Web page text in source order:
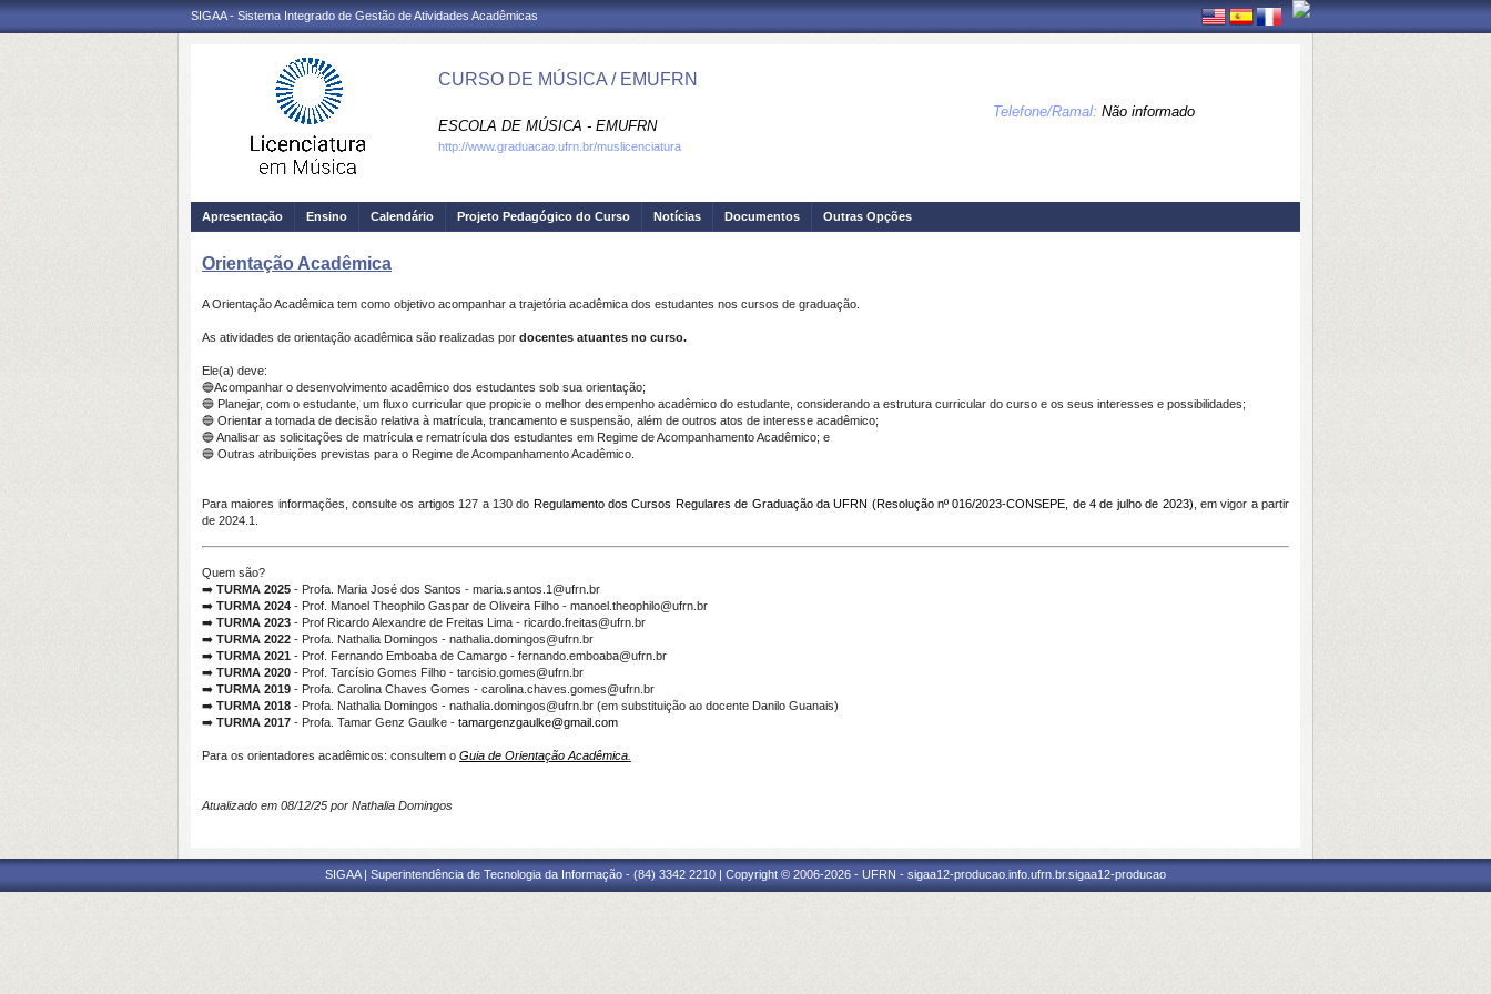
SIGAA - Sistema Integrado de Gestão de Atividades Acadêmicas
CURSO DE MÚSICA / EMUFRN
ESCOLA DE MÚSICA - EMUFRN
Telefone/Ramal: Não informado
http://www.graduacao.ufrn.br/muslicenciatura
Apresentação Ensino Calendário Projeto Pedagógico do Curso Notícias Documentos Outras Opções
Orientação Acadêmica
A Orientação Acadêmica tem como objetivo acompanhar a trajetória acadêmica dos estudantes nos cursos de graduação.
As atividades de orientação acadêmica são realizadas por docentes atuantes no curso.
Ele(a) deve:
🔵Acompanhar o desenvolvimento acadêmico dos estudantes sob sua orientação;
🔵 Planejar, com o estudante, um fluxo curricular que propicie o melhor desempenho acadêmico do estudante, considerando a estrutura curricular do curso e os seus interesses e possibilidades;
🔵 Orientar a tomada de decisão relativa à matrícula, trancamento e suspensão, além de outros atos de interesse acadêmico;
🔵 Analisar as solicitações de matrícula e rematrícula dos estudantes em Regime de Acompanhamento Acadêmico; e
🔵 Outras atribuições previstas para o Regime de Acompanhamento Acadêmico.
Para maiores informações, consulte os artigos 127 a 130 do Regulamento dos Cursos Regulares de Graduação da UFRN (Resolução nº 016/2023-CONSEPE, de 4 de julho de 2023) , em vigor a partir
de 2024.1.
Quem são?
➡️ TURMA 2025 - Profa. Maria José dos Santos - maria.santos.1@ufrn.br
➡️ TURMA 2024 - Prof. Manoel Theophilo Gaspar de Oliveira Filho - manoel.theophilo@ufrn.br
➡️ TURMA 2023 - Prof Ricardo Alexandre de Freitas Lima - ricardo.freitas@ufrn.br
➡️ TURMA 2022 - Profa. Nathalia Domingos - nathalia.domingos@ufrn.br
➡️ TURMA 2021 - Prof. Fernando Emboaba de Camargo - fernando.emboaba@ufrn.br
➡️ TURMA 2020 - Prof. Tarcísio Gomes Filho - tarcisio.gomes@ufrn.br
➡️ TURMA 2019 - Profa. Carolina Chaves Gomes - carolina.chaves.gomes@ufrn.br
➡️ TURMA 2018 - Profa. Nathalia Domingos - nathalia.domingos@ufrn.br (em substituição ao docente Danilo Guanais)
➡️ TURMA 2017 - Profa. Tamar Genz Gaulke - tamargenzgaulke@gmail.com
Para os orientadores acadêmicos: consultem o Guia de Orientação Acadêmica
Atualizado em 08/12/25 por Nathalia Domingos
SIGAA | Superintendência de Tecnologia da Informação - (84) 3342 2210 | Copyright © 2006-2026 - UFRN - sigaa12-producao.info.ufrn.br.sigaa12-producao